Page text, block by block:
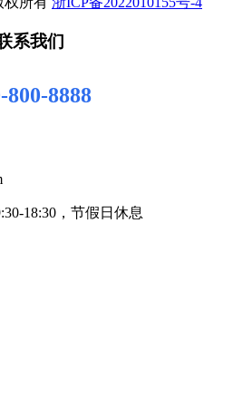
系我们
800-8888
18:30，节假日休息